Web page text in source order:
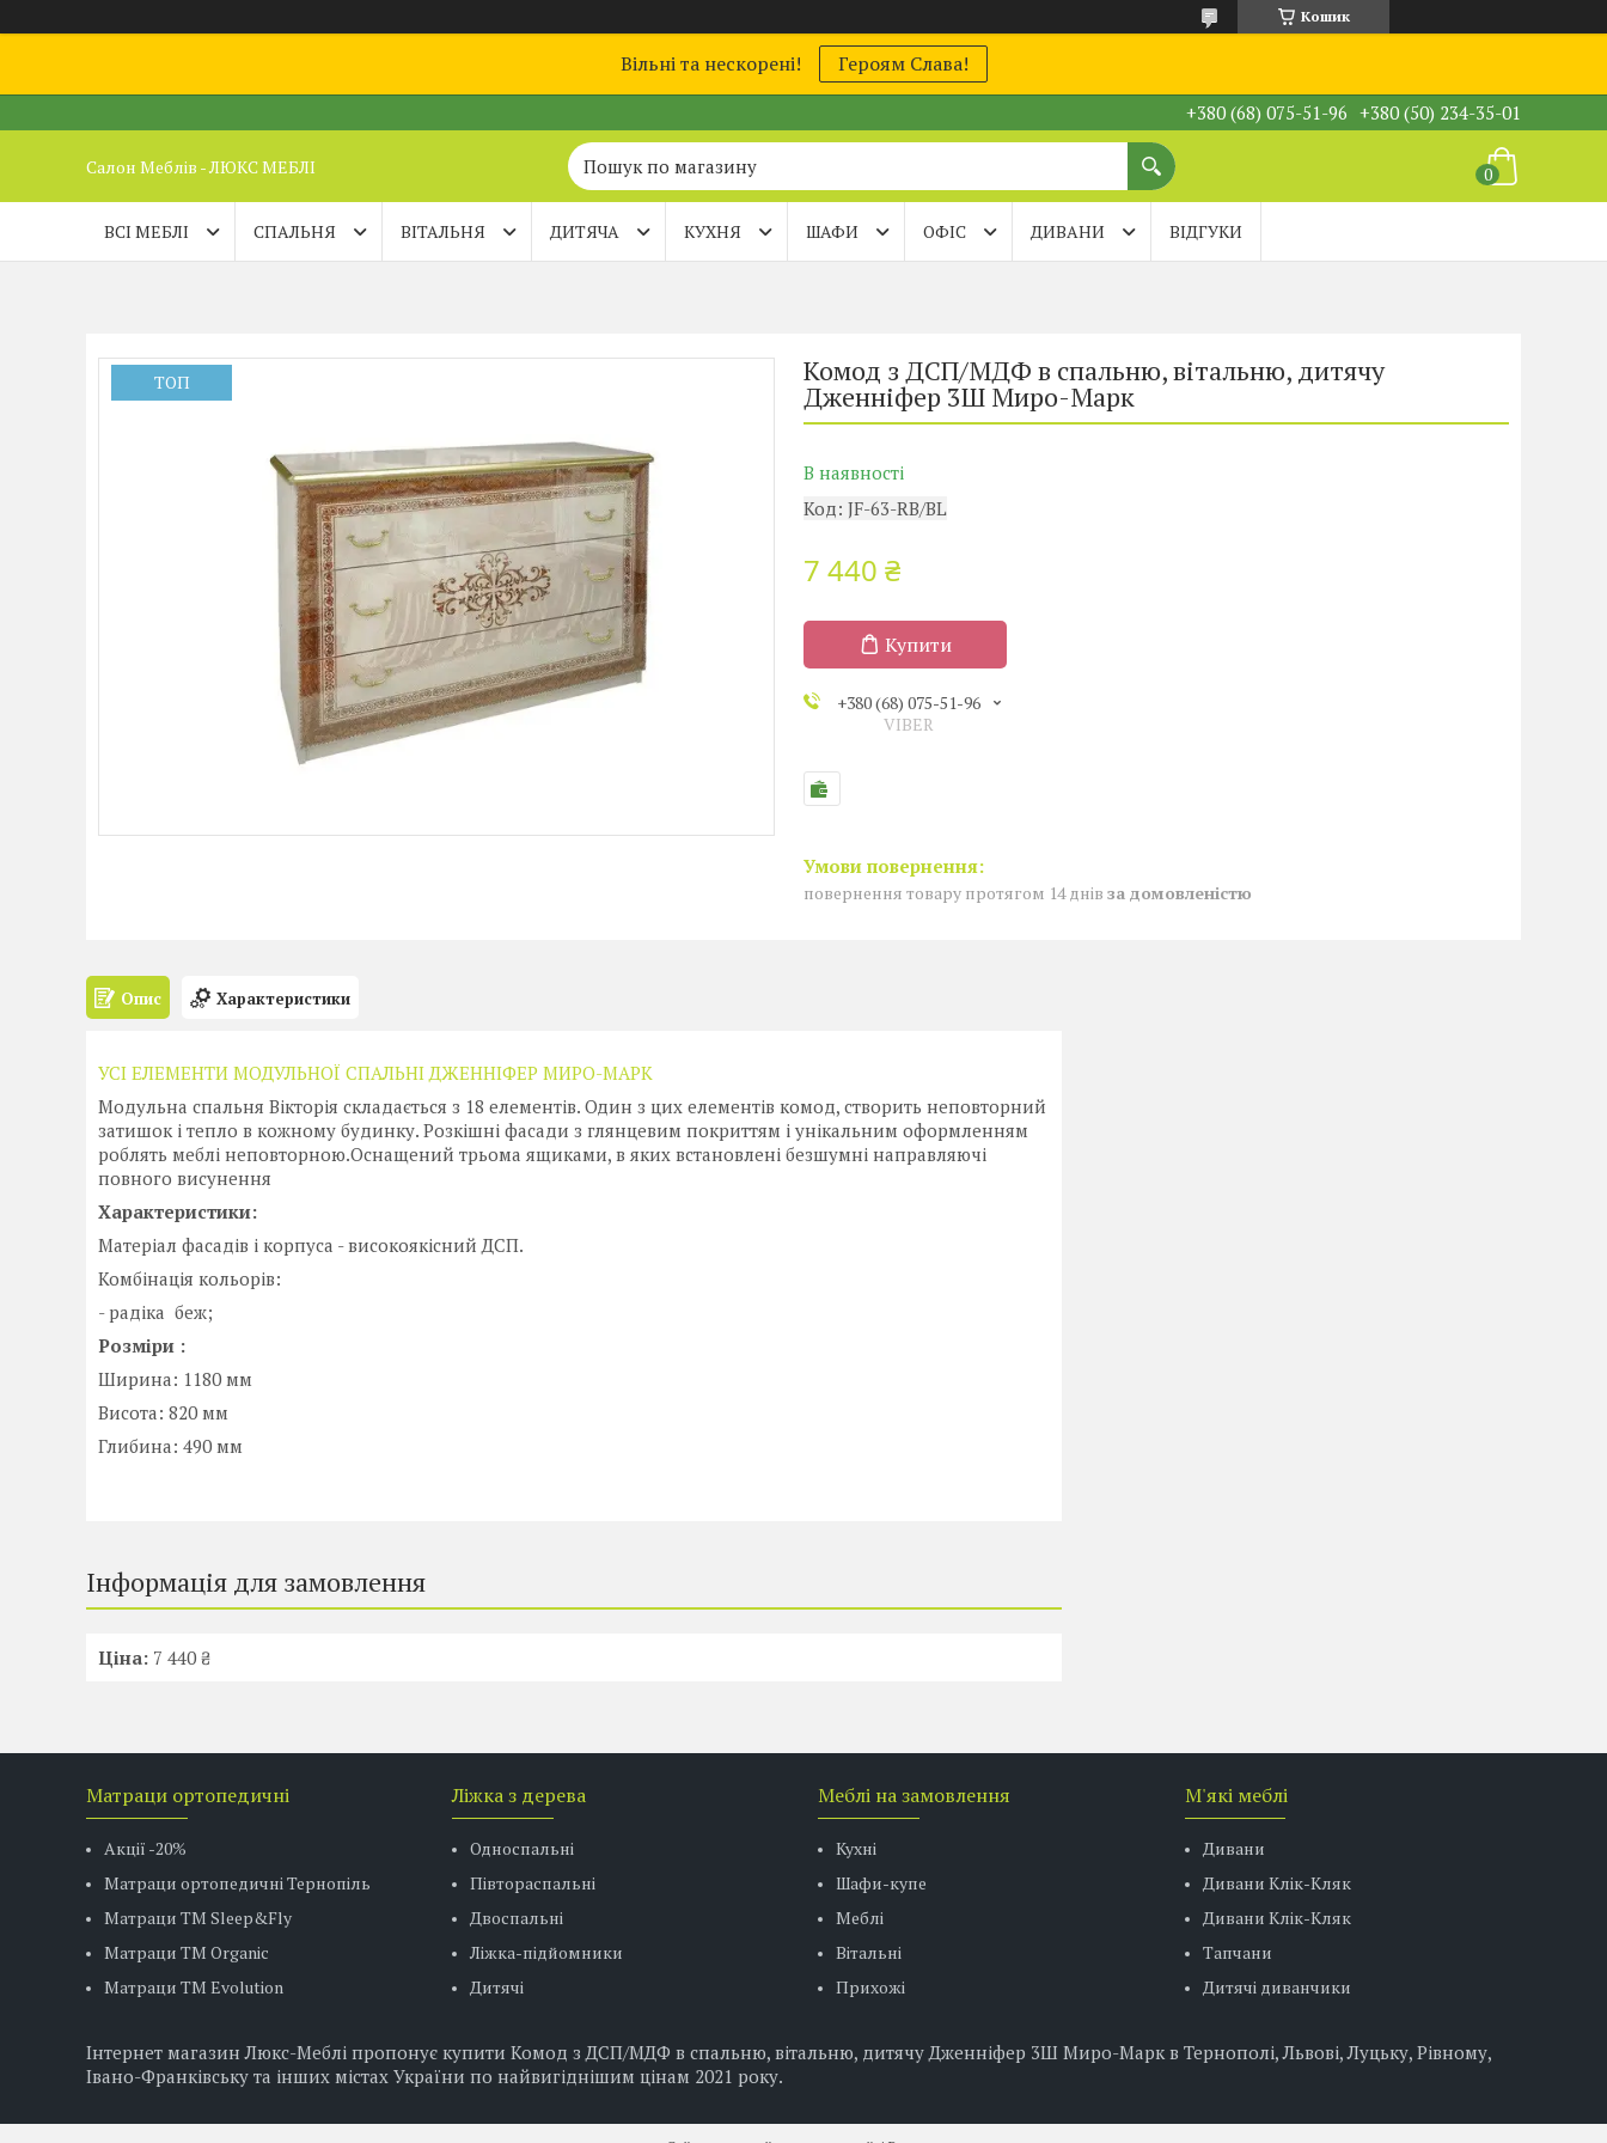
Кошик
Вільні та нескорені! Героям Слава!
+380 (68) 075-51-96 +380 (50) 234-35-01
Салон Меблів - ЛЮКС МЕБЛІ
ВСІ МЕБЛІ СПАЛЬНЯ ВІТАЛЬНЯ ДИТЯЧА КУХНЯ ШАФИ ОФІС ДИВАНИ ВІДГУКИ
ТОП Комод з ДСП/МДФ в спальню, вітальню, дитячу
Дженніфер 3Ш Миро-Марк
В наявності
Код: JF-63-RB/BL
7 440 ₴
Купити
+380 (68) 075-51-96
VIBER
повернення товару протягом 14 днів за домовленістю
Опис Характеристики
УСІ ЕЛЕМЕНТИ МОДУЛЬНОЇ СПАЛЬНІ ДЖЕННІФЕР МИРО-МАРК
Модульна спальня Вікторія складається з 18 елементів. Один з цих елементів комод, створить неповторний
затишок і тепло в кожному будинку. Розкішні фасади з глянцевим покриттям і унікальним оформленням
роблять меблі неповторною.Оснащений трьома ящиками, в яких встановлені безшумні направляючі
повного висунення
Характеристики:
Матеріал фасадів і корпуса - високоякісний ДСП.
Комбінація кольорів:
- радіка беж;
Розміри :
Ширина: 1180 мм
Висота: 820 мм
Глибина: 490 мм
Інформація для замовлення
Ціна: 7 440 ₴
Матраци ортопедичні
Акції -20%
Матраци ортопедичні Тернопіль
Матраци ТМ Sleep&Fly
Матраци TM Organic
Матраци ТМ Evolution
Ліжка з дерева
Односпальні
Півтораспальні
Двоспальні
Ліжка-підйомники
Дитячі
Меблі на замовлення
Кухні
Шафи-купе
Меблі
Вітальні
Прихожі
М'які меблі
Дивани
Дивани Клік-Кляк
Дивани Клік-Кляк
Тапчани
Дитячі диванчики
Інтернет магазин Люкс-Меблі пропонує купити Комод з ДСП/МДФ в спальню, вітальню, дитячу Дженніфер 3Ш Миро-Марк в Тернополі, Львові, Луцьку, Рівному,
Івано-Франківську та інших містах України по найвигіднішим цінам 2021 року.